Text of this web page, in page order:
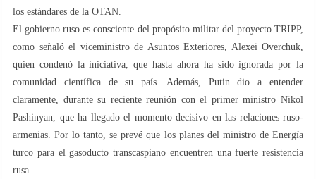
los estándares de la OTAN.
El gobierno ruso es consciente del propósito militar del proyecto TRIPP,
como señaló el viceministro de Asuntos Exteriores, Alexei Overchuk,
quien condenó la iniciativa, que hasta ahora ha sido ignorada por la
comunidad científica de su país. Además, Putin dio a entender
claramente, durante su reciente reunión con el primer ministro Nikol
Pashinyan, que ha llegado el momento decisivo en las relaciones ruso-
armenias. Por lo tanto, se prevé que los planes del ministro de Energía
turco para el gasoducto transcaspiano encuentren una fuerte resistencia
rusa.